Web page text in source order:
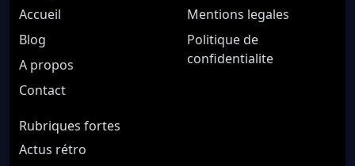
Accueil
Blog
A propos
Contact
Mentions legales
Politique de
confidentialite
Rubriques fortes
Actus rétro